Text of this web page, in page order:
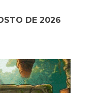
DE 2026